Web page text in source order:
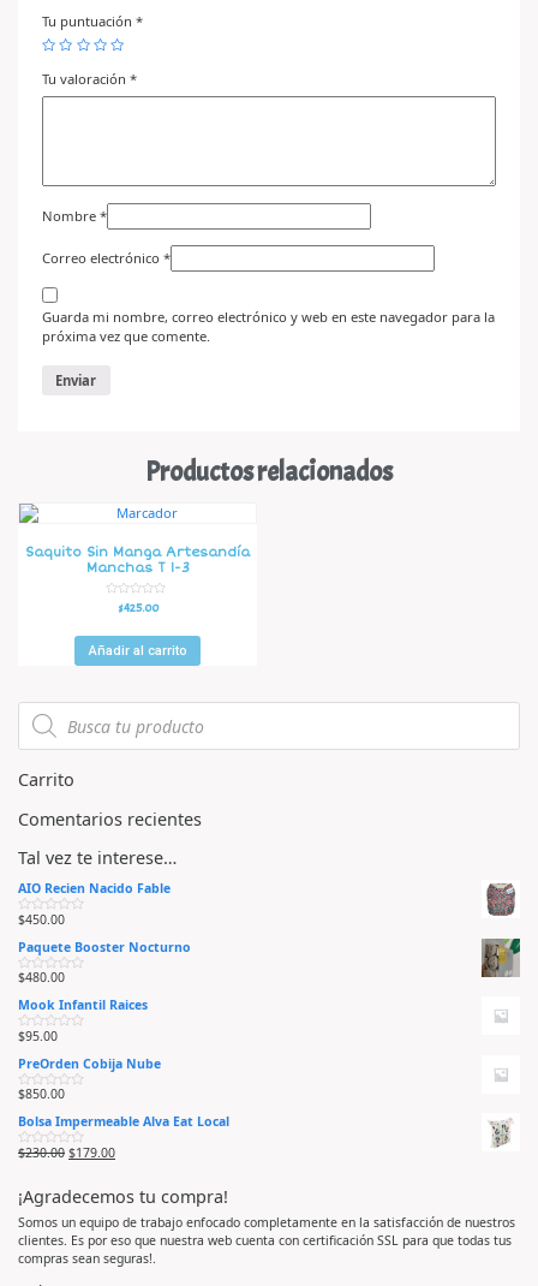
Tu puntuación *
Tu valoración *
Nombre *
Correo electrónico *
Guarda mi nombre, correo electrónico y web en este navegador para la
próxima vez que comente.
Productos relacionados
Saquito Sin Manga Artesandía
Manchas T 1-3
o
r
a
d
n
d
e
$425.00
Añadir al carrito
Carrito
Comentarios recientes
Tal vez te interese…
AIO Recien Nacido Fable
V
l
o
r
a
o
e
n
0
e
5
$450.00
Paquete Booster Nocturno
V
l
o
r
a
o
e
n
0
e
5
$480.00
Mook Infantil Raices
V
l
o
r
a
o
e
n
0
5
$95.00
PreOrden Cobija Nube
V
l
o
r
a
e
n
0
d
e
5
$850.00
Bolsa Impermeable Alva Eat Local
V
o
r
a
d
o
n
$230.00 $179.00
¡Agradecemos tu compra!
Somos un equipo de trabajo enfocado completamente en la satisfacción de nuestros
clientes. Es por eso que nuestra web cuenta con certificación SSL para que todas tus
compras sean seguras!.